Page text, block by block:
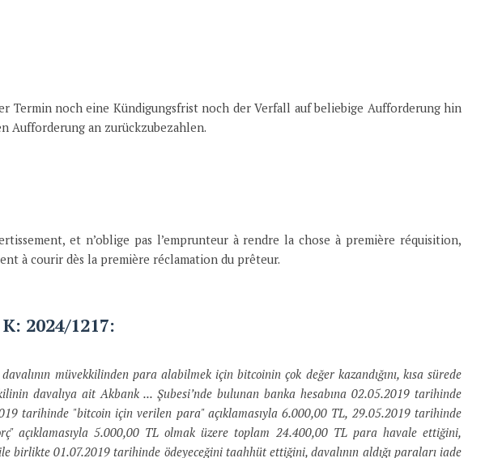
Termin noch eine Kündigungsfrist noch der Verfall auf beliebige Aufforderung hin
Aufforderung an zurückzubezahlen.
et n’oblige pas l’emprunteur à rendre la chose à première réquisition,
à courir dès la première réclamation du prêteur.
2024/1217:
müvekkilinden para alabilmek için bitcoinin çok değer kazandığını, kısa sürede
davalıya ait Akbank ... Şubesi’nde bulunan banka hesabına 02.05.2019 tarihinde
tarihinde "bitcoin için verilen para" açıklamasıyla 6.000,00 TL, 29.05.2019 tarihinde
açıklamasıyla 5.000,00 TL olmak üzere toplam 24.400,00 TL para havale ettiğini,
birlikte 01.07.2019 tarihinde ödeyeceğini taahhüt ettiğini, davalının aldığı paraları iade